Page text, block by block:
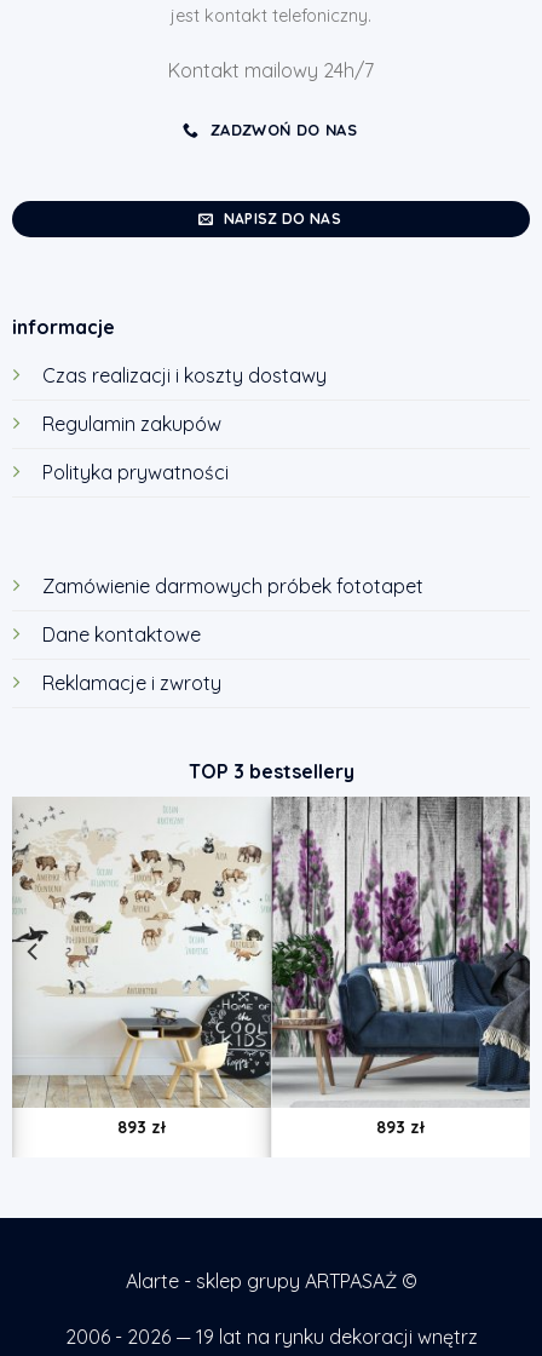
jest kontakt telefoniczny.
Kontakt mailowy 24h/7
ZADZWOŃ DO NAS
NAPISZ DO NAS
informacje
Czas realizacji i koszty dostawy
Regulamin zakupów
Polityka prywatności
Zamówienie darmowych próbek fototapet
Dane kontaktowe
Reklamacje i zwroty
TOP 3 bestsellery
893 zł 893 zł
Alarte - sklep grupy ARTPASAŻ ©
2006 - 2026 — 19 lat na rynku dekoracji wnętrz